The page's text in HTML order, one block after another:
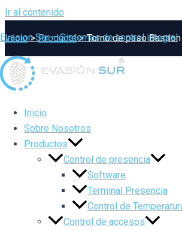
Ir al contenido
Evasion Sur – Sistemas de control integral
Inicio
Sobre Nosotros
Productos
Control de presencia
Software
Terminal Presencia
Control de
Control de accesos
Inicio Products Torno de paso Bastion